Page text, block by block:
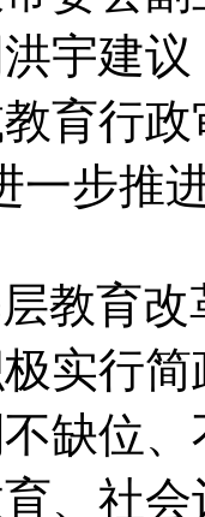
宇建
育行
一步推
教育
实行
缺位
、社